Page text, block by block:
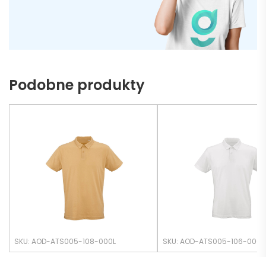
potrz
cji był
krótsz
y niż
zakład
zamó
wienia
może
nie
późno
zamó
wiłam
wszys
tko się
Dzięku
Podobne produkty
SKU: AOD-ATS005-108-000L SKU: AOD-ATS005-106-